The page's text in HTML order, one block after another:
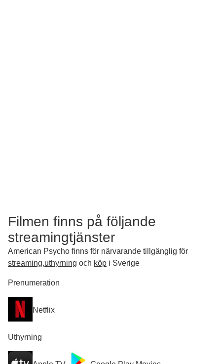
Filmen finns på följande
streamingtjänster
American Psycho finns för närvarande tillgänglig för
streaming,uthyrning och köp i Sverige
Prenumeration
Netflix
Uthyrning